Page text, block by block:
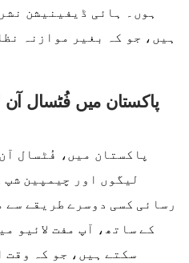
ہوں۔ ہائی ڈیفینیشن
ہیں، جو کہ بغیر موازنہ
پاکستان میں فُٹسال آن
پاکستان میں، فُٹسال
لیگوں اور چیمپین شپ
رسائی کسی دوسرے طریقے
کے ساتھ، آپ مفت لائیو
سکتے ہیں، جو کہ وقت